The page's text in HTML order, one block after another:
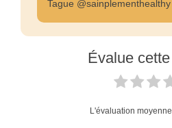
Tague
Évalue
L'évaluation